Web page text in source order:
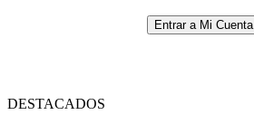
Entrar a Mi Cuenta
DESTACADOS